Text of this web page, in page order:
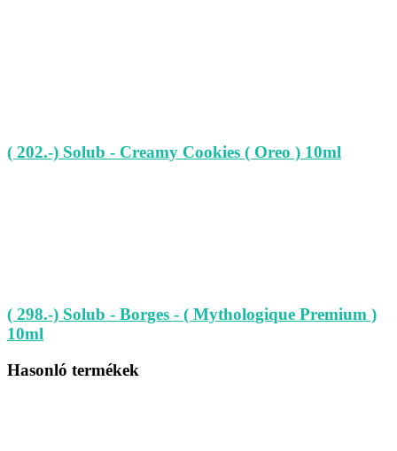
( 202.-) Solub - Creamy Cookies ( Oreo ) 10ml
( 298.-) Solub - Borges - ( Mythologique Premium )
10ml
Hasonló termékek